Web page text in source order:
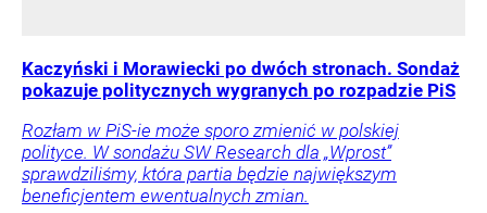
Kaczyński i Morawiecki po dwóch stronach. Sondaż
pokazuje politycznych wygranych po rozpadzie PiS
Rozłam w PiS-ie może sporo zmienić w polskiej
polityce. W sondażu SW Research dla „Wprost”
sprawdziliśmy, która partia będzie największym
beneficjentem ewentualnych zmian.